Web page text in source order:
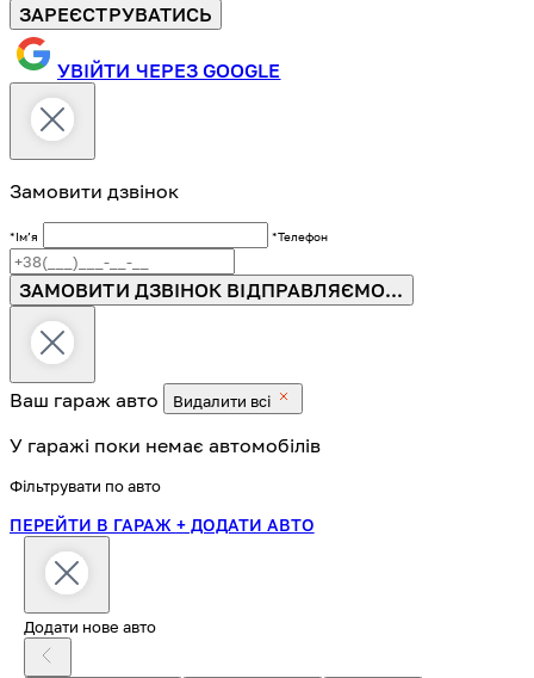
ЗАРЕЄСТРУВАТИСЬ
УВІЙТИ ЧЕРЕЗ GOOGLE
Замовити дзвінок
*Імʼя *Телефон
ЗАМОВИТИ ДЗВІНОК ВІДПРАВЛЯЄМО...
Ваш гараж авто Видалити всі
У гаражі поки немає автомобілів
Фільтрувати по авто
ПЕРЕЙТИ В ГАРАЖ + ДОДАТИ АВТО
Додати нове авто